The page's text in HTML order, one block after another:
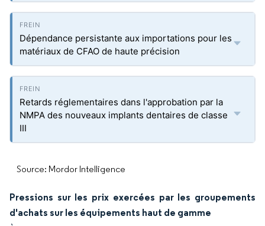
Dépendance persistante aux importations pour les
matériaux de CFAO de haute précision
Retards réglementaires dans l'approbation par la
NMPA des nouveaux implants dentaires de classe
III
Source: Mordor Intelligence
Pressions sur les prix exercées par les groupements
d'achats sur les équipements haut de gamme